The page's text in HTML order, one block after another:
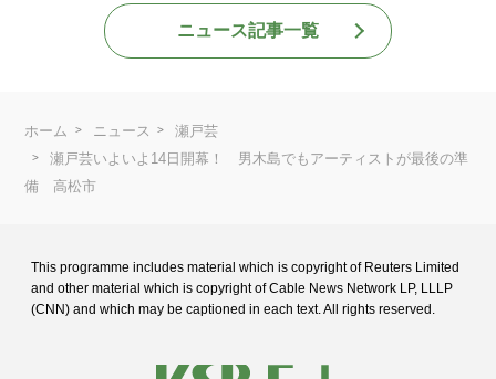
ニュース記事一覧
ホーム ニュース
瀬戸芸
瀬戸芸いよいよ14日開幕！ 男木島でもアーティストが最後の準
備 高松市
This programme includes material which is copyright of Reuters Limited
and other material which is copyright of Cable News Network LP, LLLP
(CNN) and which may be captioned in each text. All rights reserved.